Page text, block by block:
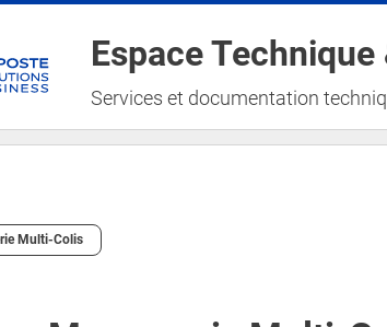
Espace Technique
Services et documentation
Multi-Colis